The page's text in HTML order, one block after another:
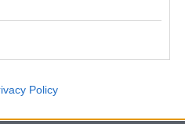
Policy
ώρα